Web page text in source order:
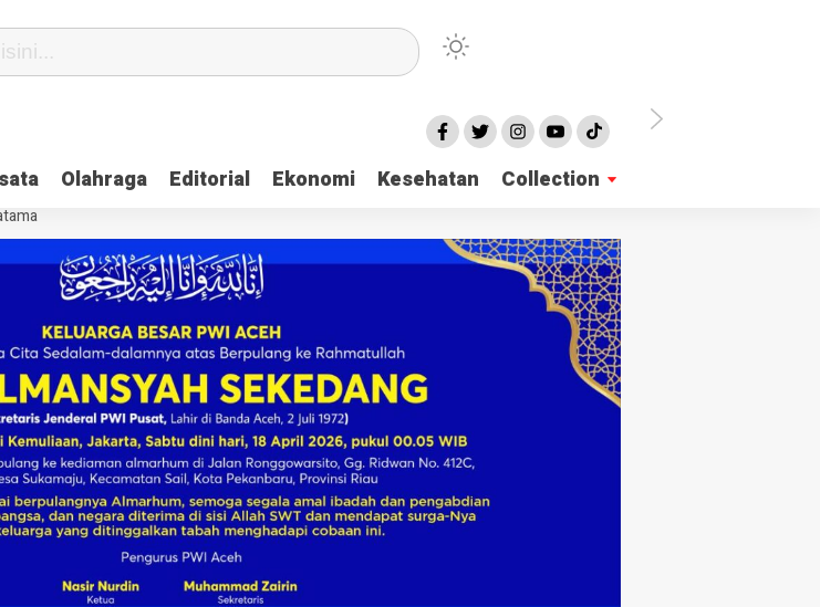
Olahraga Editorial Ekonomi Kesehatan Collection
Pj Bupati Aceh Jaya Bahas Penguatan Kemandirian Dayah
Saat Proses Sortir, Panwaslih Aceh Jaya Temukan 137 Surat Suara Rusak